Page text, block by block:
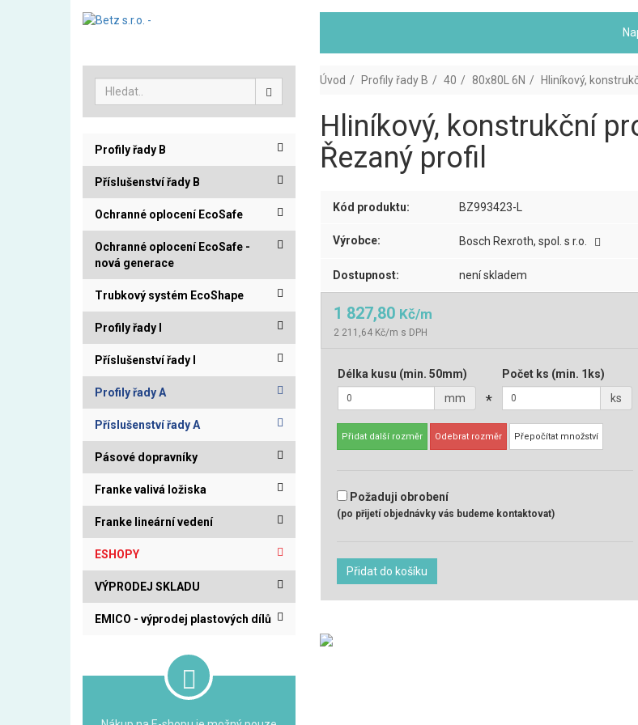
Profily řady B
Příslušenství řady B
Ochranné oplocení EcoSafe
Ochranné oplocení EcoSafe -
nová generace
Trubkový systém EcoShape
Profily řady I
Příslušenství řady I
Profily řady A
Příslušenství řady A
Pásové dopravníky
Franke valivá ložiska
Franke lineární vedení
ESHOPY
VÝPRODEJ SKLADU
EMICO - výprodej plastových dílů
Úvod Profily řady B 40 80x80L 6N Hliníkový,
Hliníkový, konstrukční
Řezaný profil
Kód produktu: BZ993423-L
Výrobce: Bosch Rexroth, spol. s r.o.
Dostupnost: není skladem
1 827,80 Kč/m
2 211,64 Kč/m s DPH
Délka kusu (min. 50mm)
mm
*
Počet ks (min. 1ks)
ks
Přidat další rozměr Odebrat rozměr Přepočítat množství
Požaduji obrobení
(po přijetí objednávky vás budeme kontaktovat)
Přidat do košíku